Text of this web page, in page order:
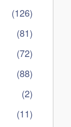
(126)
(81)
(72)
(88)
(2)
(11)